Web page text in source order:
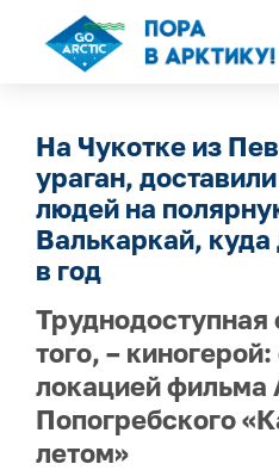
На Чукотке из
ураган,
людей на
Валькаркай,
в год
Труднодоступная
того, –
локацией фильма
Попогребского
летом»